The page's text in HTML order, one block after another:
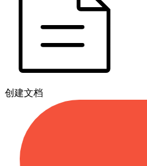
创建文档